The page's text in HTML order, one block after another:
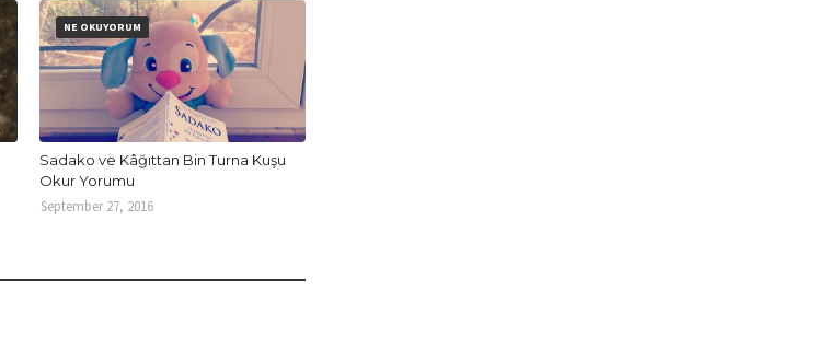
NE OKUYORUM
Sadako ve Kâğıttan Bin Turna Kuşu
Okur Yorumu
September 27, 2016